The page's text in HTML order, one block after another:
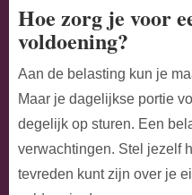
Hoe zorg je voor
voldoening?
Aan de belasting kun je
Maar je dagelijkse portie
degelijk op sturen. Een
verwachtingen. Stel jezelf
tevreden kunt zijn over je